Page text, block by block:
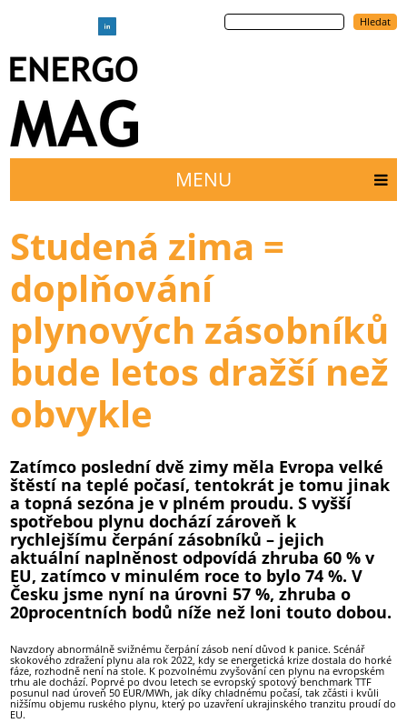
Hledat
menu
MENU
Studená zima =
doplňování
plynových zásobníků
bude letos dražší než
obvykle
Zatímco poslední dvě zimy měla Evropa velké
štěstí na teplé počasí, tentokrát je tomu jinak
a topná sezóna je v plném proudu. S vyšší
spotřebou plynu dochází zároveň k
rychlejšímu čerpání zásobníků – jejich
aktuální naplněnost odpovídá zhruba 60 % v
EU, zatímco v minulém roce to bylo 74 %. V
Česku jsme nyní na úrovni 57 %, zhruba o
20procentních bodů níže než loni touto dobou.
Navzdory abnormálně svižnému čerpání zásob není důvod k panice. Scénář
skokového zdražení plynu ala rok 2022, kdy se energetická krize dostala do horké
fáze, rozhodně není na stole. K pozvolnému zvyšování cen plynu na evropském
trhu ale dochází. Poprvé po dvou letech se evropský spotový benchmark TTF
posunul nad úroveň 50 EUR/MWh, jak díky chladnému počasí, tak zčásti i kvůli
nižšímu objemu ruského plynu, který po uzavření ukrajinského tranzitu proudí do
EU.